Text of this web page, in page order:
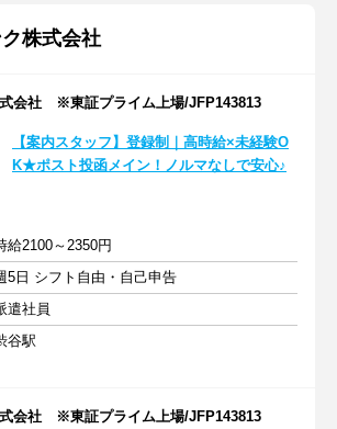
株式会社
会社 ※東証プライム上場/JFP143813
【案内スタッフ】登録制｜高時給×未経験O
K★ポスト投函メイン！ノルマなしで安心♪
給2100～2350円
5日 シフト自由・自己申告
遣社員
谷駅
会社 ※東証プライム上場/JFP143813